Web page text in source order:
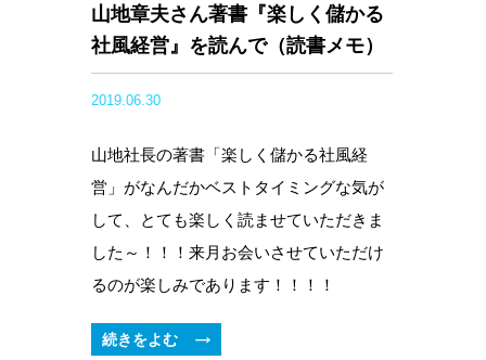
山地章夫さん著書『楽しく儲かる
社風経営』を読んで（読書メモ）
2019.06.30
山地社長の著書「楽しく儲かる社風経
営」がなんだかベストタイミングな気が
して、とても楽しく読ませていただきま
した～！！！来月お会いさせていただけ
るのが楽しみであります！！！！
続きをよむ